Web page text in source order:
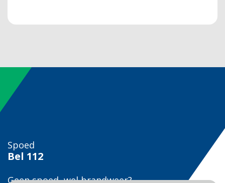
Spoed
Bel 112
Geen spoed, wel brandweer?